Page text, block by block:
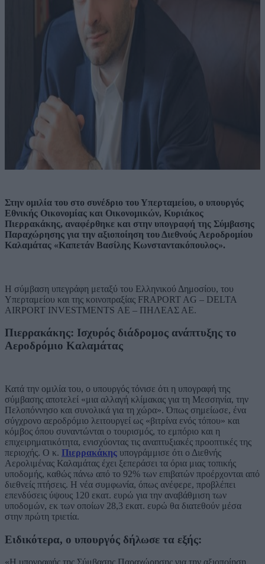
Στην ομιλία του στο συνέδριο του Υπερταμείου, ο υπουργός
Εθνικής Οικονομίας και Οικονομικών, Κυριάκος
Πιερρακάκης, αναφέρθηκε και στην υπογραφή της Σύμβασης
Παραχώρησης για την αξιοποίηση του Διεθνούς Αεροδρομίου
Καλαμάτας «Καπετάν Βασίλης Κωνσταντακόπουλος».
Η σύμβαση υπεγράφη μεταξύ του Ελληνικού Δημοσίου, του
Υπερταμείου και της κοινοπραξίας FRAPORT AG – DELTA
AIRPORT INVESTMENTS ΑΕ – ΠΗΛΕΑΣ ΑΕ.
Πιερρακάκης: Ισχυρός διάδρομος ανάπτυξης το
Αεροδρόμιο Καλαμάτας
Κατά την ομιλία του, ο υπουργός τόνισε ότι η υπογραφή της
σύμβασης αποτελεί «μια αλλαγή κλίμακας για τη Μεσσηνία, την
Πελοπόννησο και συνολικά για τη χώρα». Όπως σημείωσε, ένα
σύγχρονο αεροδρόμιο λειτουργεί ως «βιτρίνα ενός τόπου» και
κόμβος όπου συναντώνται ο τουρισμός, το εμπόριο και η
επιχειρηματικότητα, ενισχύοντας τις αναπτυξιακές προοπτικές της
περιοχής. Ο κ. Πιερρακάκης υπογράμμισε ότι ο Διεθνής
Αερολιμένας Καλαμάτας έχει ξεπεράσει τα όρια μιας τοπικής
υποδομής, καθώς πάνω από το 92% των επιβατών προέρχονται από
διεθνείς πτήσεις. Η νέα συμφωνία, όπως ανέφερε, προβλέπει
επενδύσεις ύψους 120 εκατ. ευρώ για την αναβάθμιση των
υποδομών, εκ των οποίων 28,3 εκατ. ευρώ θα διατεθούν μέσα
στην πρώτη τριετία.
Ειδικότερα, ο υπουργός δήλωσε τα εξής: